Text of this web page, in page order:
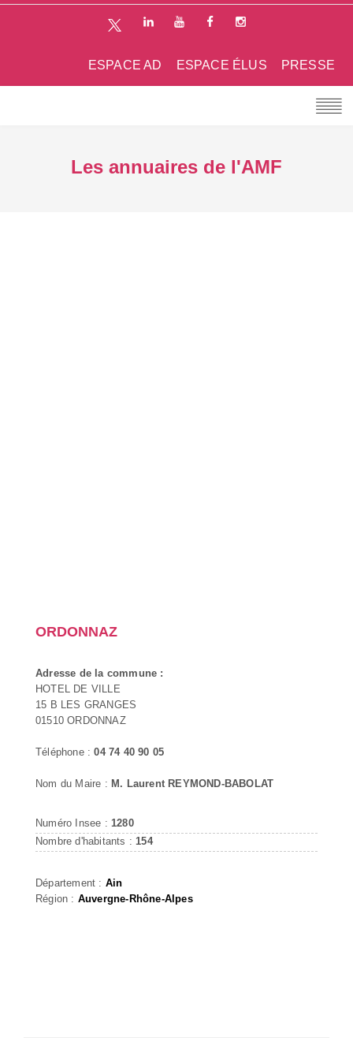
PRESSE
ESPACE ÉLUS
ESPACE AD
Les annuaires de l'AMF
ORDONNAZ
Adresse de la commune :
HOTEL DE VILLE
15 B LES GRANGES
01510 ORDONNAZ
Téléphone :04 74 40 90 05
Nom du Maire : M. Laurent REYMOND-BABOLAT
Numéro Insee : 1280
Nombre d'habitants : 154
Département : Ain
Région : Auvergne-Rhône-Alpes